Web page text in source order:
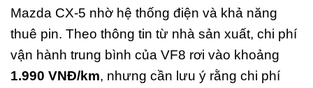
Mazda CX-5 nhờ hệ thống điện và khả năng
thuê pin. Theo thông tin từ nhà sản xuất, chi phí
vận hành trung bình của VF8 rơi vào khoảng
1.990 VNĐ/km, nhưng cần lưu ý rằng chi phí